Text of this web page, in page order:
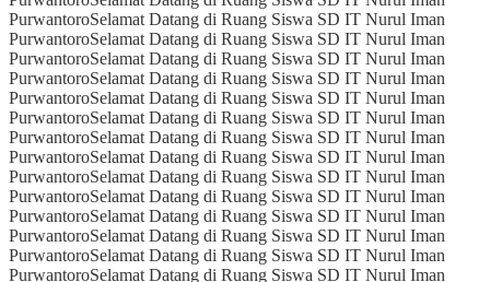
PurwantoroSelamat Datang di Ruang Siswa SD IT Nurul Iman
PurwantoroSelamat Datang di Ruang Siswa SD IT Nurul Iman
PurwantoroSelamat Datang di Ruang Siswa SD IT Nurul Iman
PurwantoroSelamat Datang di Ruang Siswa SD IT Nurul Iman
PurwantoroSelamat Datang di Ruang Siswa SD IT Nurul Iman
PurwantoroSelamat Datang di Ruang Siswa SD IT Nurul Iman
PurwantoroSelamat Datang di Ruang Siswa SD IT Nurul Iman
PurwantoroSelamat Datang di Ruang Siswa SD IT Nurul Iman
PurwantoroSelamat Datang di Ruang Siswa SD IT Nurul Iman
PurwantoroSelamat Datang di Ruang Siswa SD IT Nurul Iman
PurwantoroSelamat Datang di Ruang Siswa SD IT Nurul Iman
PurwantoroSelamat Datang di Ruang Siswa SD IT Nurul Iman
PurwantoroSelamat Datang di Ruang Siswa SD IT Nurul Iman
PurwantoroSelamat Datang di Ruang Siswa SD IT Nurul Iman